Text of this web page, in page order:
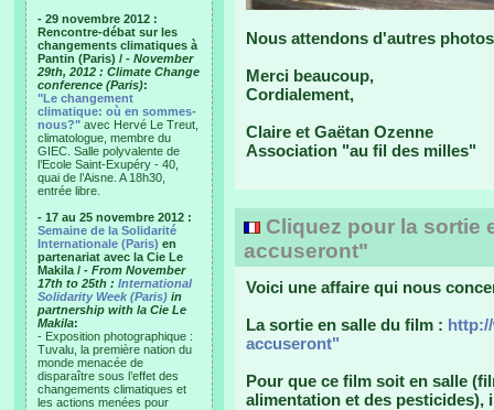
- 29 novembre 2012 :
Rencontre-débat sur les
changements climatiques à
Pantin (Paris) / - November
29th, 2012 : Climate Change
conference (Paris):
"Le changement
climatique: où en sommes-
nous?" avec Hervé Le Treut,
climatologue, membre du
GIEC. Salle polyvalente de
l’Ecole Saint-Exupéry - 40,
quai de l’Aisne. A 18h30,
entrée libre.
- 17 au 25 novembre 2012 :
Semaine de la Solidarité
Internationale (Paris) en
partenariat avec la Cie Le
Makila / - From November
17th to 25th : International
Solidarity Week (Paris) in
partnership with la Cie Le
Makila:
- Exposition photographique :
Tuvalu, la première nation du
monde menacée de
disparaître sous l’effet des
changements climatiques et
les actions menées pour
Nous attendons d'autres
Merci beaucoup,
Cordialement,
Claire et Gaëtan Ozenne
Association "au fil des milles"
Cliquez pour la sortie
accuseront"
Voici une affaire qui nous
La sortie en salle du film :
accuseront"
Pour que ce film soit en salle
alimentation et des pesticides),